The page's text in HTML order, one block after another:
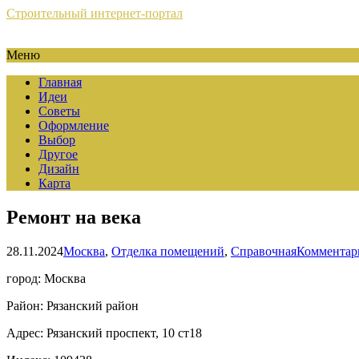
Строительный интернет-портал
Меню
Главная
Идеи
Советы
Оформление
Выбор
Другое
Дизайн
Карта
Ремонт на века
28.11.2024Москва, Отделка помещений, Справочная
город: Москва
Район: Рязанский район
Адрес: Рязанский проспект, 10 ст18